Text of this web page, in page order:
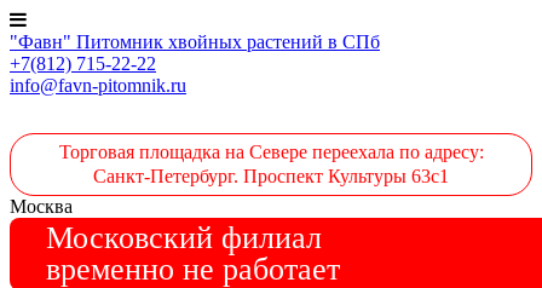
"Фавн" Питомник хвойных растений в СПб
+7(812) 715-22-22
info@favn-pitomnik.ru
Торговая площадка на Севере переехала по адресу:
Санкт-Петербург. Проспект Культуры 63с1
Москва
Московский филиал
временно не работает